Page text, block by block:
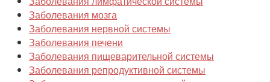
Заболевания мозга
Заболевания нервной системы
Заболевания печени
Заболевания пищеварительной системы
Заболевания репродуктивной системы